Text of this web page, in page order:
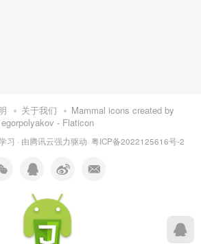
关于我们
Mammal icons created by
egorpolyakov - Flaticon
习 · 由腾讯云强力驱动· 粤ICP备2022125616号-2